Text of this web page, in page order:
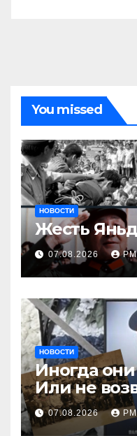
You missed
НОВОСТИ
Жесть
07.08.2026 РМ
НОВОСТИ
Иногда
Или не
07.08.2026 РМ